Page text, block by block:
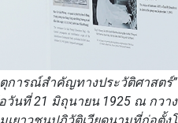
การณ์สำคัญทางประวัติศาสต
นที่ 21 มิถุนายน 1925 ณ กวา
เยาวชนปฏิวัติเวียดนามที่ก่อตั้